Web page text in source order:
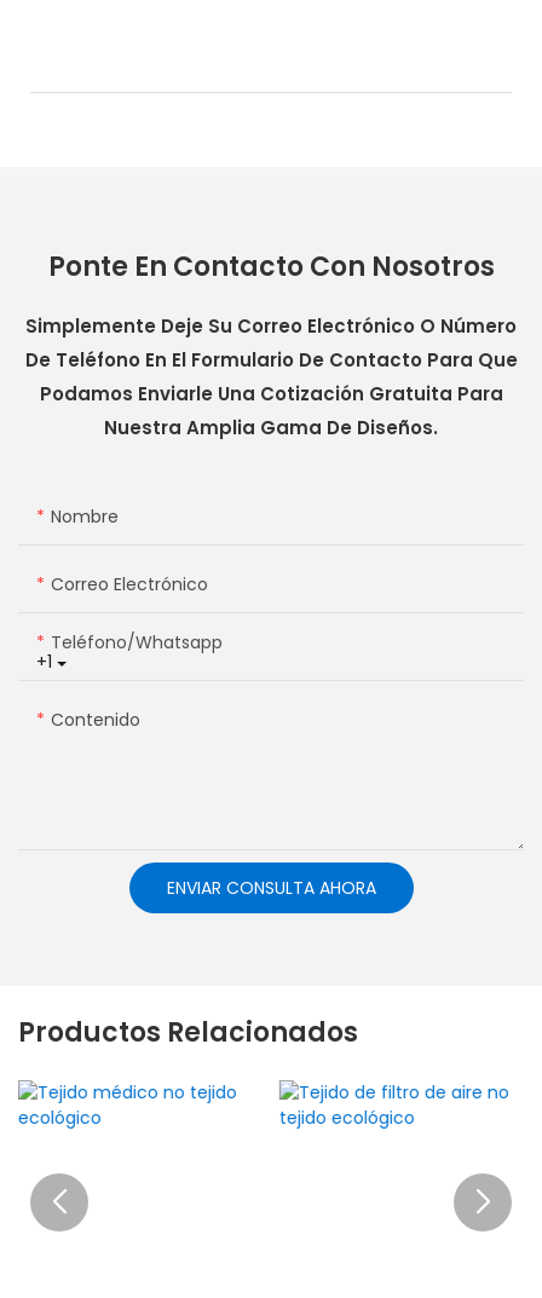
Ponte En Contacto Con Nosotros
Simplemente Deje Su Correo Electrónico O Número
De Teléfono En El Formulario De Contacto Para Que
Podamos Enviarle Una Cotización Gratuita Para
Nuestra Amplia Gama De Diseños.
Nombre
Correo Electrónico
+1
Teléfono/whatsapp
Contenido
ENVIAR CONSULTA AHORA
Productos Relacionados